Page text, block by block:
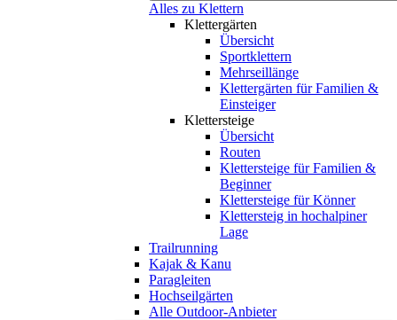
Alles zu Klettern
Klettergärten
Übersicht
Sportklettern
Mehrseillänge
Klettergärten für Familien &
Einsteiger
Klettersteige
Übersicht
Routen
Klettersteige für Familien &
Beginner
Klettersteige für Könner
Klettersteig in hochalpiner
Lage
Trailrunning
Kajak & Kanu
Paragleiten
Hochseilgärten
Alle Outdoor-Anbieter